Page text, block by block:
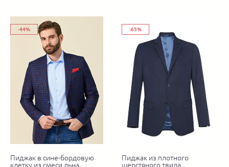
-44%
Пиджак в сине-бордовую
клетку из смеси льна,
-65%
Пиджак из плотного
шерстяного твида